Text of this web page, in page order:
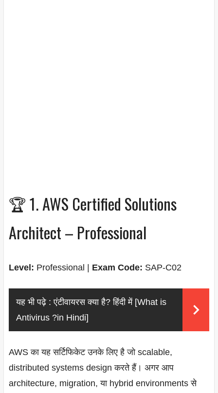
🏆 1. AWS Certified Solutions
Architect – Professional
Level: Professional | Exam Code: SAP-C02
यह भी पढ़े : एंटीवायरस क्या है? हिंदी में [What is
Antivirus ?in Hindi]
AWS का यह सर्टिफिकेट उनके लिए है जो scalable,
distributed systems design करते हैं। अगर आप
architecture, migration, या hybrid environments से